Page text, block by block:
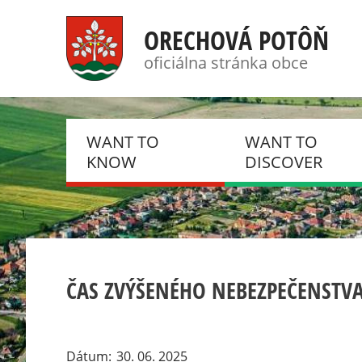
ORECHOVÁ POTÔŇ
oficiálna stránka obce
WANT TO
KNOW
NEWS, NOTIFICATIONS
HISTORY
EVENTS
WANT TO
DISCOVER
PHOTO GALLERIES
DSC
ZBOR
ČAS ZVÝŠENÉHO
Dátum 30. 06. 2025